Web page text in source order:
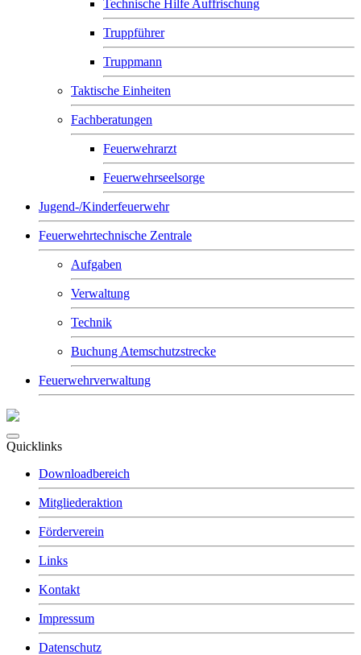
Technische Hilfe Auffrischung
Truppführer
Truppmann
Taktische Einheiten
Fachberatungen
Feuerwehrarzt
Feuerwehrseelsorge
Jugend-/Kinderfeuerwehr
Feuerwehrtechnische Zentrale
Aufgaben
Verwaltung
Technik
Buchung Atemschutzstrecke
Feuerwehrverwaltung
Quicklinks
Downloadbereich
Mitgliederaktion
Förderverein
Links
Kontakt
Impressum
Datenschutz